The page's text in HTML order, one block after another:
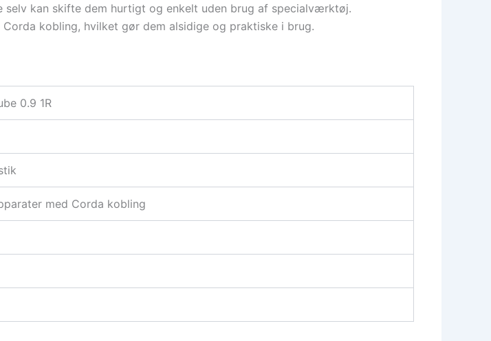
selv kan skifte dem hurtigt og enkelt uden brug af specialværktøj.
kobling, hvilket gør dem alsidige og praktiske i brug.
0.9 1R
med Corda kobling